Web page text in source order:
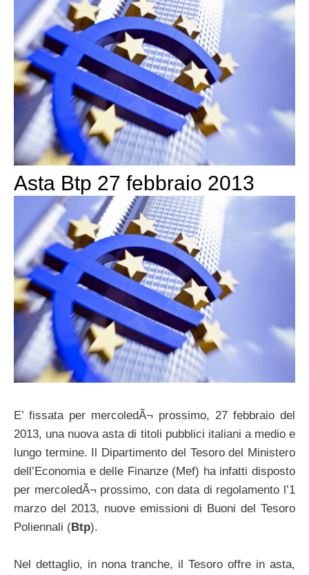
Asta Btp 27 febbraio 2013
E’ fissata per mercoledÃ¬ prossimo, 27 febbraio del
2013, una nuova asta di titoli pubblici italiani a medio e
lungo termine. Il Dipartimento del Tesoro del Ministero
dell’Economia e delle Finanze (Mef) ha infatti disposto
per mercoledÃ¬ prossimo, con data di regolamento l’1
marzo del 2013, nuove emissioni di Buoni del Tesoro
Poliennali (Btp).
Nel dettaglio, in nona tranche, il Tesoro offre in asta,